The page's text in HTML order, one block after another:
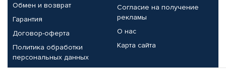
Обмен и возврат
Гарантия
Договор-оферта
Политика обработки
персональных данных
Согласие на получение
рекламы
О нас
Карта сайта